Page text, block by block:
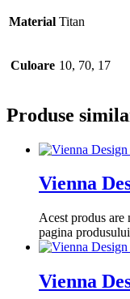
Material Titan
Culoare 10, 70, 17
Produse
Vienna
Acest produs
pagina
Vienna